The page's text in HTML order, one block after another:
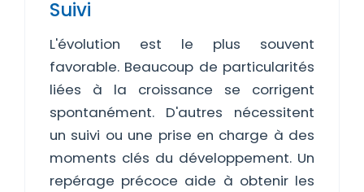
Suivi
L'évolution est le plus souvent
favorable. Beaucoup de particularités
liées à la croissance se corrigent
spontanément. D'autres nécessitent
un suivi ou une prise en charge à des
moments clés du développement. Un
repérage précoce aide à obtenir les